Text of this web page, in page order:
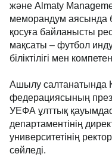
және Almaty
меморандум аясында
қосуға байланысты
мақсаты – футбол
біліктілігі мен
Ашылу салтанатында
федерациясының
УЕФА ұлттық
департаментінің
университетінің
сөйледі.